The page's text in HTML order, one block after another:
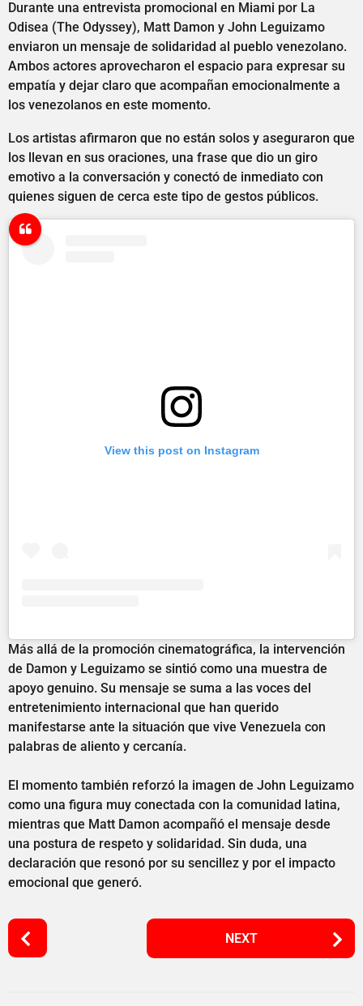
Durante una entrevista promocional en Miami por La
Odisea (The Odyssey), Matt Damon y John Leguizamo
enviaron un mensaje de solidaridad al pueblo venezolano.
Ambos actores aprovecharon el espacio para expresar su
empatía y dejar claro que acompañan emocionalmente a
los venezolanos en este momento.
Los artistas afirmaron que no están solos y aseguraron que
los llevan en sus oraciones, una frase que dio un giro
emotivo a la conversación y conectó de inmediato con
quienes siguen de cerca este tipo de gestos públicos.
View this post on Instagram
Más allá de la promoción cinematográfica, la intervención
de Damon y Leguizamo se sintió como una muestra de
apoyo genuino. Su mensaje se suma a las voces del
entretenimiento internacional que han querido
manifestarse ante la situación que vive Venezuela con
palabras de aliento y cercanía.
El momento también reforzó la imagen de John Leguizamo
como una figura muy conectada con la comunidad latina,
mientras que Matt Damon acompañó el mensaje desde
una postura de respeto y solidaridad. Sin duda, una
declaración que resonó por su sencillez y por el impacto
emocional que generó.
P
o
NEXT